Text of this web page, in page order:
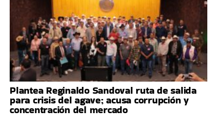
Plantea Reginaldo Sandoval ruta de salida
para crisis del agave; acusa corrupción y
concentración del mercado